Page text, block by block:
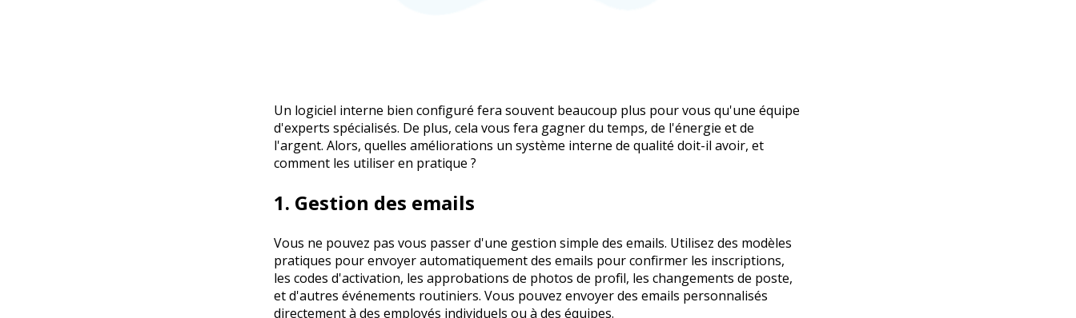
Un logiciel interne bien configuré fera souvent beaucoup plus pour vous qu'une équipe
d'experts spécialisés. De plus, cela vous fera gagner du temps, de l'énergie et de
l'argent. Alors, quelles améliorations un système interne de qualité doit-il avoir, et
comment les utiliser en pratique ?
1. Gestion des emails
Vous ne pouvez pas vous passer d'une gestion simple des emails. Utilisez des modèles
pratiques pour envoyer automatiquement des emails pour confirmer les inscriptions,
les codes d'activation, les approbations de photos de profil, les changements de poste,
et d'autres événements routiniers. Vous pouvez envoyer des emails personnalisés
directement à des employés individuels ou à des équipes.